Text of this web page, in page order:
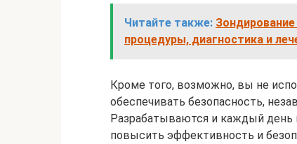
Читайте также:
процедуры, диагностика и
Кроме того, возможно, вы не
обеспечивать безопасность,
Разрабатываются и каждый
повысить эффективность и